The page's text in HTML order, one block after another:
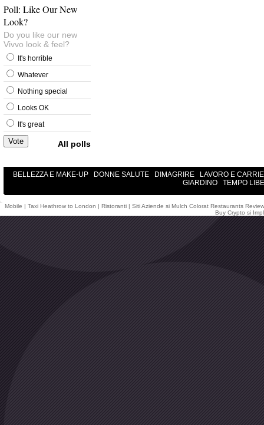
Poll: Like Our New
Look?
Do you like our new
Vivvo look & feel?
It's horrible
Whatever
Nothing special
Looks OK
It's great
All polls
BELLEZZA E MAKE-UP DONNE SALUTE DIMAGRIRE
LAVORO E
GIARDINO
TEMPO
Mobile | Taxi Heathrow to London | Ristoranti | Siti Aziende si Mulch Colorat Restaurants
Buy Crypto si